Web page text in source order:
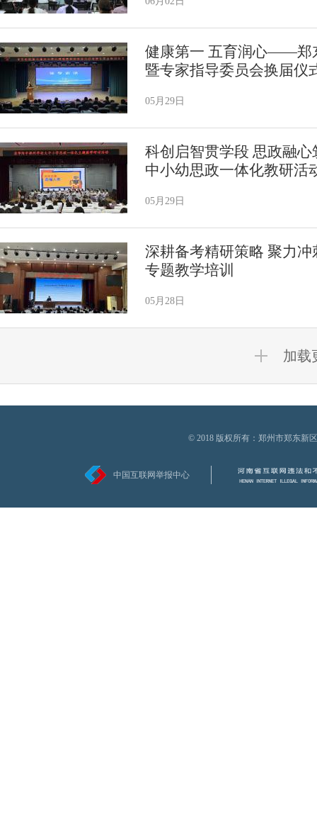
健康第一 五育润心——郑
暨专家指导委员会换届仪
05月29日
科创启智贯学段 思政融
中小幼思政一体化教研活
05月29日
深耕备考精研策略 聚力
专题教学培训
05月28日
加载
© 2018 版权所有：郑州市郑东新
中国互联网举报中心